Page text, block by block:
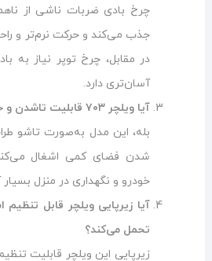
چرخ بادی ضربات ناشی از
جذب می‌کند و حرکت نرم‌تر و
در مقابل، چرخ توپر نیاز به
آسان‌تری دارد.
آیا ویلچر ۷۰۳ قابلیت تاشدن و حمل آسان دارد؟
بله، این مدل به‌صورت تاشو
شدن فضای کمی اشغال
خودرو و نگهداری در منزل
آیا زیرپایی ویلچر قابل
تحمل می‌کند؟
زیرپایی این ویلچر قابلیت